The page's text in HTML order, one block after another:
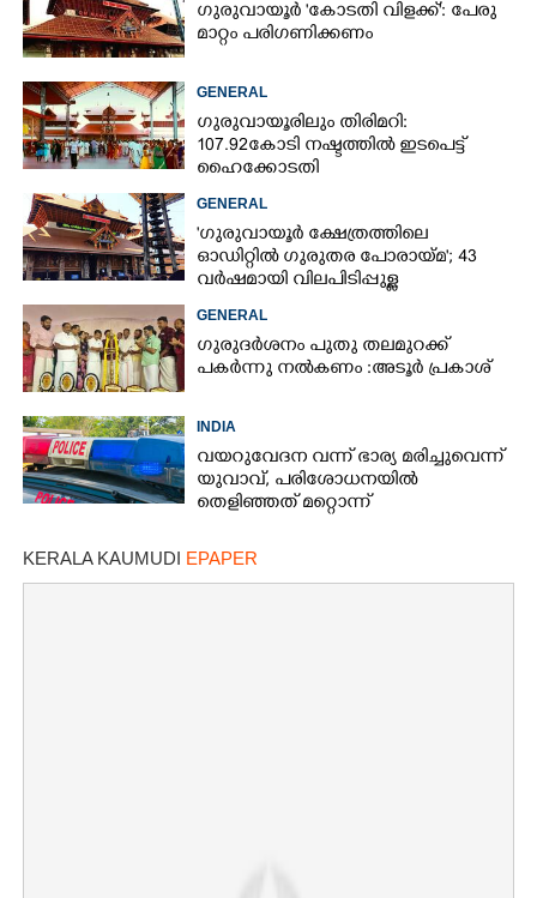
ഗുരുവായൂർ 'കോടതി വിളക്ക്': പേരു
മാറ്റം പരിഗണിക്കണം
GENERAL
ഗുരുവായൂരിലും തിരിമറി:
107.92 കോടി നഷ്ടത്തിൽ ഇടപെട്ട്
ഹൈക്കോടതി
GENERAL
'ഗുരുവായൂർ ക്ഷേത്രത്തിലെ
ഓഡിറ്റിൽ ഗുരുതര പോരായ്മ'; 43
വർഷമായി വിലപിടിപ്പുള്ള
വസ്തുക്കളുടെ പരിശോധന
നടത്തിയിട്ടില്ലെന്ന് ഹൈക്കോടതി
GENERAL
ഗുരുദർശനം പുതു തലമുറക്ക്
പകർന്നു നൽകണം :അടൂർ പ്രകാശ്
INDIA
വയറുവേദന വന്ന് ഭാര്യ മരിച്ചുവെന്ന്
യുവാവ്,​ പരിശോധനയിൽ
തെളിഞ്ഞത് മറ്റൊന്ന്
KERALA KAUMUDI EPAPER